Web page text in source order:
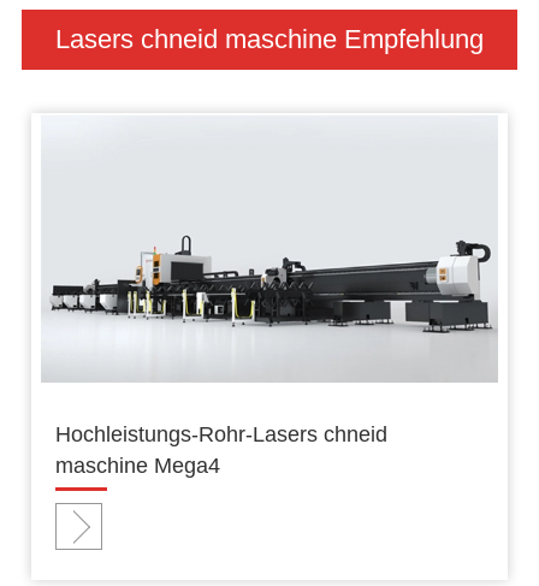
Lasers chneid maschine Empfehlung
Hochleistungs-Rohr-Lasers chneid
maschine Mega4